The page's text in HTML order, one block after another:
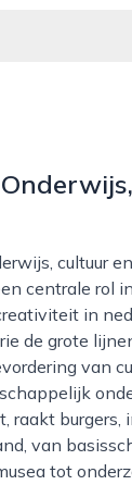
centrale rol
in
de grote
van
raakt burgers,
van
tot